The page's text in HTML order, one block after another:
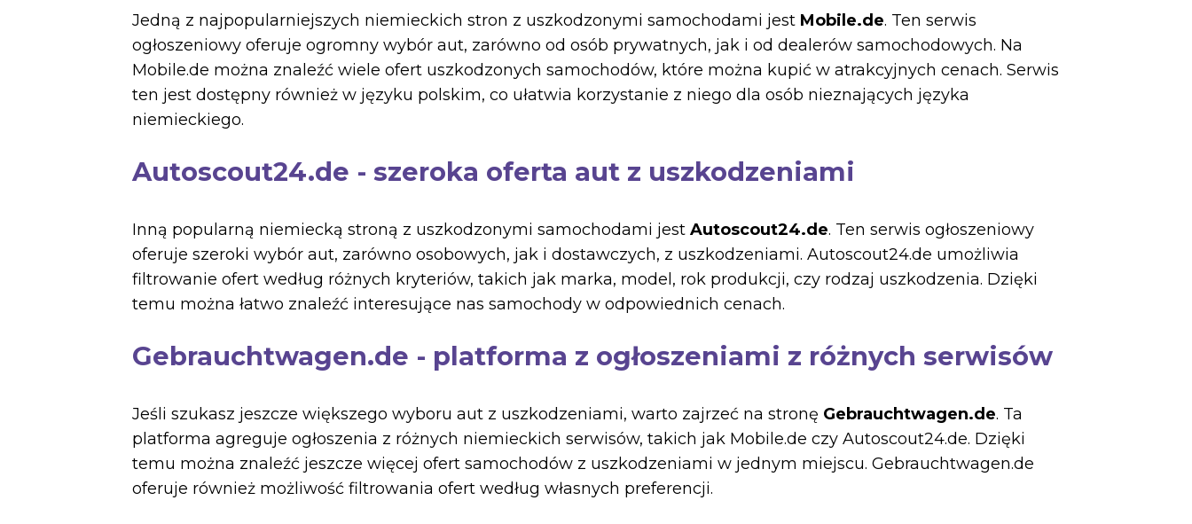
Jedną z najpopularniejszych niemieckich stron z uszkodzonymi samochodami jest Mobile.de. Ten serwis
ogłoszeniowy oferuje ogromny wybór aut, zarówno od osób prywatnych, jak i od dealerów samochodowych. Na
Mobile.de można znaleźć wiele ofert uszkodzonych samochodów, które można kupić w atrakcyjnych cenach. Serwis
ten jest dostępny również w języku polskim, co ułatwia korzystanie z niego dla osób nieznających języka
niemieckiego.
Autoscout24.de - szeroka oferta aut z uszkodzeniami
Inną popularną niemiecką stroną z uszkodzonymi samochodami jest Autoscout24.de. Ten serwis ogłoszeniowy
oferuje szeroki wybór aut, zarówno osobowych, jak i dostawczych, z uszkodzeniami. Autoscout24.de umożliwia
filtrowanie ofert według różnych kryteriów, takich jak marka, model, rok produkcji, czy rodzaj uszkodzenia. Dzięki
temu można łatwo znaleźć interesujące nas samochody w odpowiednich cenach.
Gebrauchtwagen.de - platforma z ogłoszeniami z różnych serwisów
Jeśli szukasz jeszcze większego wyboru aut z uszkodzeniami, warto zajrzeć na stronę Gebrauchtwagen.de. Ta
platforma agreguje ogłoszenia z różnych niemieckich serwisów, takich jak Mobile.de czy Autoscout24.de. Dzięki
temu można znaleźć jeszcze więcej ofert samochodów z uszkodzeniami w jednym miejscu. Gebrauchtwagen.de
oferuje również możliwość filtrowania ofert według własnych preferencji.